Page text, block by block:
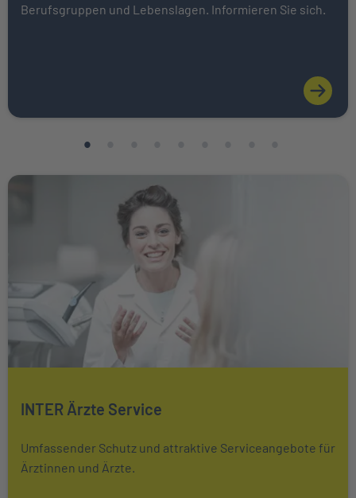
Berufsgruppen und Lebenslagen. Informieren Sie sich.
Weiter zu INTER Ärzte Service
INTER Ärzte Service
Umfassender Schutz und attraktive Serviceangebote für
Ärztinnen und Ärzte.